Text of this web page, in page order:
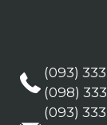
(093)
(098)
(093)